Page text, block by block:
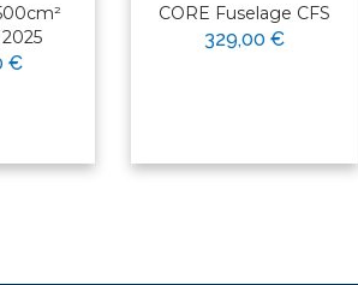
€
CORE Fuselage CFS
329,00 €
×